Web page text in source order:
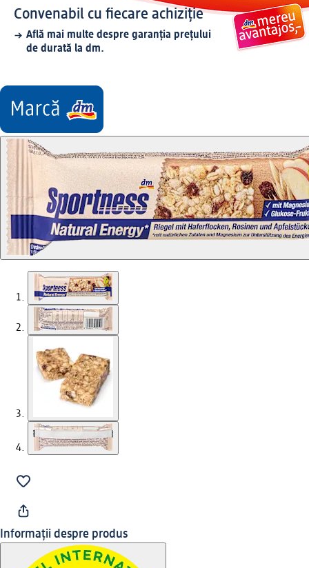
Convenabil cu fiecare achiziție
Află mai multe despre garanția prețului
de durată la dm.
Informații despre produs